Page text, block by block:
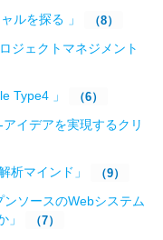
ルを探る 」 （8）
ジェクトマネジメント
Type4 」 （6）
イデアを実現するクリ
析マインド」 （9）
ソースのWebシステム
」
（7）